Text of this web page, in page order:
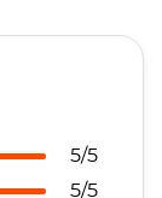
5/5
5/5